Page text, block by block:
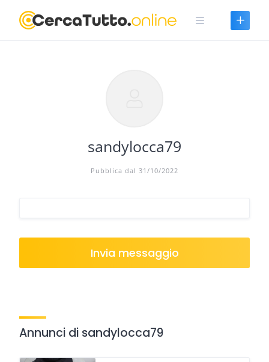
sandylocca79
Pubblica dal 31/10/2022
Invia messaggio
Annunci di sandylocca79